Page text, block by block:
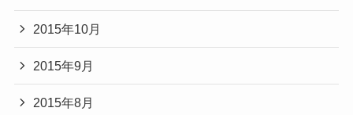
2015年10月
2015年9月
2015年8月